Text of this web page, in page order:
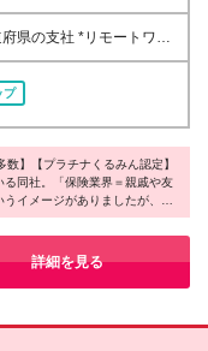
方をしたい …お客さま先
退勤できます。 また、
48.8万円。 賞与も年2回
けています。 各種研修
！手当も充実 月給21
センティブ＋賞与年2回
く、日々の頑張りや成果
兵庫（一部）：月給23万
・岐阜：月給22万円以
県の支社 *リモートワー
用した柔軟な働き方が可
配属 *U・Iターン歓迎 *
なった場合の異動も可能
モートワークのインフ
教育体制が充実してい
ご要望に応じて、訪問・
Web面談も実施してお
イル」を推進！ ★直
は直接帰宅も可能です。
勤制度を取り入れていま
プ
数】【プラチナくるみん認定】
同社。「保険業界＝親戚や友
イメージがありましたが、実
とのこと。会社全体で女性の
イキと活躍されていました！
あり、ライフステージが変わ
に魅力を感じました◎
詳細を見る